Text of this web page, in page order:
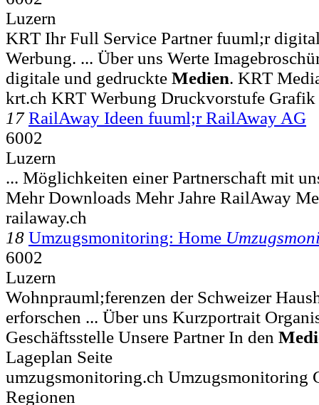
Luzern
KRT Ihr Full Service Partner fuuml;r
Werbung. ... Über uns Werte
digitale und gedruckte Medien. KRT
krt.ch KRT Werbung Druckvorstufe Grafik
17 RailAway Ideen fuuml;r RailAway AG
6002
Luzern
... Möglichkeiten einer Partnerschaft mit
Mehr Downloads Mehr Jahre RailAway
railaway.ch
18 Umzugsmonitoring: Home
6002
Luzern
Wohnprauml;ferenzen der Schweizer
erforschen ... Über uns Kurzportrait
Geschäftsstelle Unsere Partner In den
Lageplan Seite
umzugsmonitoring.ch Umzugsmonitoring
Regionen